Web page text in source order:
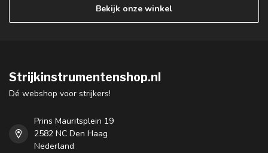
Bekijk onze winkel
Strijkinstrumentenshop.nl
Dé webshop voor strijkers!
Prins Mauritsplein 19
2582 NC Den Haag
Nederland